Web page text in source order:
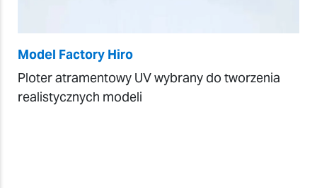
Model Factory Hiro
Ploter atramentowy UV wybrany do tworzenia
realistycznych modeli